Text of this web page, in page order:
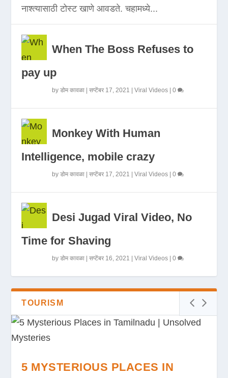
नाश्त्यासाठी टोस्ट खाणे आवडते. चहामध्ये...
When The Boss Refuses to
pay up
byडोम कावळा |सप्टेंबर 17, 2021 |Viral Videos |0
Monkey With Human
Intelligence, mobile crazy
byडोम कावळा |सप्टेंबर 17, 2021 |Viral Videos |0
Desi Jugad Viral Video, No
Time for Shaving
byडोम कावळा |सप्टेंबर 16, 2021 |Viral Videos |0
TOURISM
5 MYSTERIOUS PLACES IN